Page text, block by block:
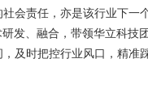
会责任，亦是该行业下一
发、融合，带领华立科技
及时把控行业风口，精准